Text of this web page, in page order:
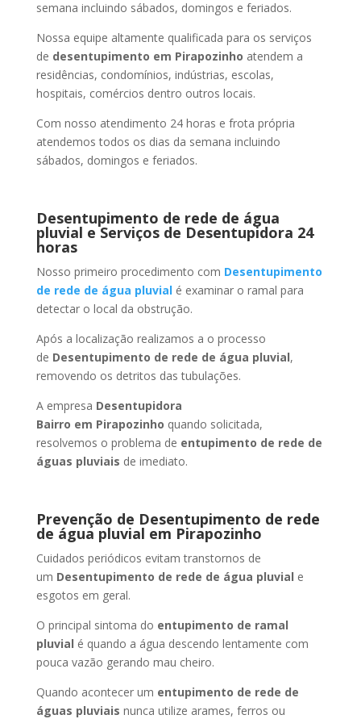
semana incluindo sábados, domingos e feriados.
Nossa equipe altamente qualificada para os serviços
de desentupimento em Pirapozinho atendem a
residências, condomínios, indústrias, escolas,
hospitais, comércios dentro outros locais.
Com nosso atendimento 24 horas e frota própria
atendemos todos os dias da semana incluindo
sábados, domingos e feriados.
Desentupimento de rede de água
pluvial e Serviços de Desentupidora 24
horas
Nosso primeiro procedimento com Desentupimento
de rede de água pluvialé examinar o ramal para
detectar o local da obstrução.
Após a localização realizamos a o processo
de Desentupimento de rede de água pluvial,
removendo os detritos das tubulações.
A empresa Desentupidora
Bairro em Pirapozinho quando solicitada,
resolvemos o problema de entupimento de rede de
águas pluviais de imediato.
Prevenção de Desentupimento de rede
de água pluvial em Pirapozinho
Cuidados periódicos evitam transtornos de
um Desentupimento de rede de água pluvial e
esgotos em geral.
O principal sintoma do entupimento de ramal
pluvial é quando a água descendo lentamente com
pouca vazão gerando mau cheiro.
Quando acontecer um entupimento de rede de
águas pluviais nunca utilize arames, ferros ou